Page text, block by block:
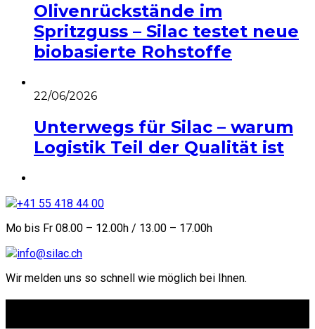
Olivenrückstände im
Spritzguss – Silac testet neue
biobasierte Rohstoffe
22/06/2026
Unterwegs für Silac – warum
Logistik Teil der Qualität ist
+41 55 418 44 00
Mo bis Fr 08.00 – 12.00h / 13.00 – 17.00h
info@silac.ch
Wir melden uns so schnell wie möglich bei Ihnen.